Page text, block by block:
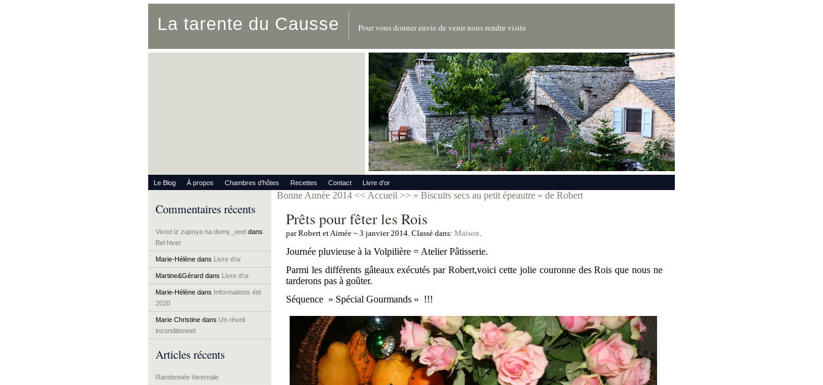
La tarente du Causse Pour vous donner envie de venir nous rendre visite
Le Blog À propos Chambres d’hôtes Recettes Contact Livre d’or
Commentaires récents
Vivod iz zapoya na domy_oeel dans
Bel hiver
Marie-Hélène dans Livre d’or
Martine&Gérard dans Livre d’or
Marie-Hélène dans Informations été
2020
Marie Christine dans Un réveil
inconditionnel
Articles récents
Randonnée hivernale
Bonne Année 2014 << Accueil >> « Biscuits secs au petit épeautre » de Robert
Prêts pour fêter les Rois
par Robert et Aimée ~ 3 janvier 2014. Classé dans: Maison.
Journée pluvieuse à la Volpilière = Atelier Pâtisserie.
Parmi les différents gâteaux exécutés par Robert,voici cette jolie couronne des Rois que nous ne
tarderons pas à goûter.
Séquence » Spécial Gourmands » !!!